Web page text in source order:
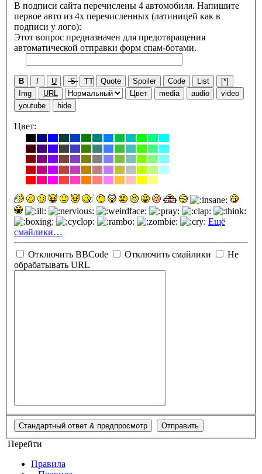
В подписи сайта перечислены 4 автомобиля. Напишите
первое авто из 4х перечисленных (латиницей как в
подписи у лого):
Этот вопрос предназначен для предотвращения
автоматической отправки форм спам-ботами.
B I U S TT Quote Spoiler Code List
[*]
Img
URL Цвет media audio
video
youtube
hide
Цвет:
Ещё
смайлики…
Отключить BBCode Отключить смайлики
Не
обрабатывать URL
Перейти
Правила